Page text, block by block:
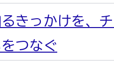
きっかけを、
つなぐ